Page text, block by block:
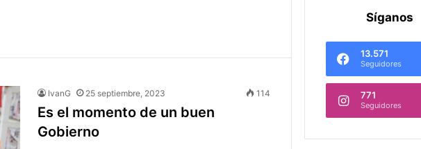
IvanG 25 septiembre, 2023 114
Es el momento de un buen
Gobierno
Síganos
13.571
Seguidores
771
Seguidores